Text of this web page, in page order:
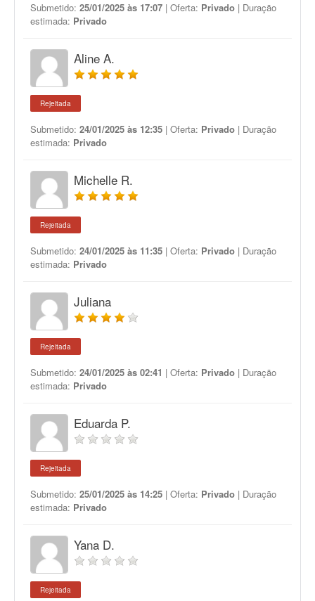
Submetido: 25/01/2025 às 17:07 | Oferta: Privado | Duração
estimada: Privado
Aline A.
Rejeitada
Submetido: 24/01/2025 às 12:35 | Oferta: Privado | Duração
estimada: Privado
Michelle R.
Rejeitada
Submetido: 24/01/2025 às 11:35 | Oferta: Privado | Duração
estimada: Privado
Juliana
Rejeitada
Submetido: 24/01/2025 às 02:41 | Oferta: Privado | Duração
estimada: Privado
Eduarda P.
Rejeitada
Submetido: 25/01/2025 às 14:25 | Oferta: Privado | Duração
estimada: Privado
Yana D.
Rejeitada